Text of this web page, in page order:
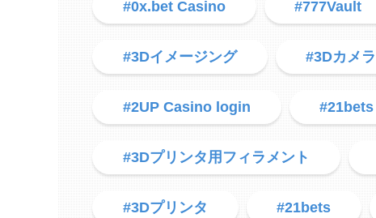
#0x.bet Casino #777Vault
#3Dイメージング #3Dカメラ
#2UP Casino login
#3Dプリンタ用フィラメント
#3Dプリンタ #21bets